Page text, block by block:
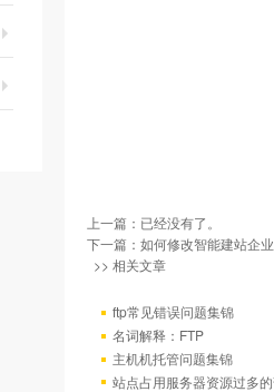
上一篇：已经没有了。
下一篇： 如何修改智能建站企
>> 相关文章
ftp常见错误问题集锦
名词解释：FTP
主机机托管问题集锦
站点占用服务器资源过多